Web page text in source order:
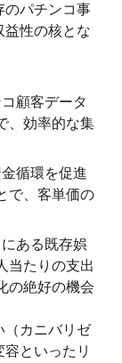
のパチンコ事
益性の核とな
顧客データ
、効率的な集
循環を促進
で、客単価の
ある既存娯
当たりの支出
の絶好の機会
（カニバリゼ
といったリ